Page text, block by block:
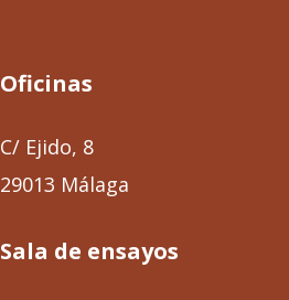
Oficinas
C/ Ejido, 8
29013 Málaga
Sala de ensayos